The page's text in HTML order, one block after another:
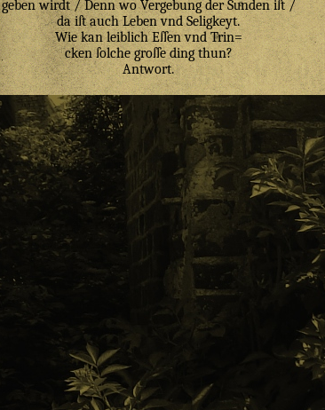
geben wirdt / Denn wo Vergebung der Suͤnden iſt /
da iſt auch Leben vnd Seligkeyt.
Wie kan leiblich Eſſen vnd Trin=
cken ſolche groſſe ding thun?
Antwort.